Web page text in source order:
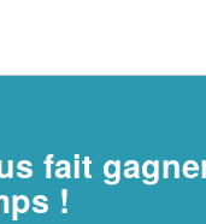
fait
!